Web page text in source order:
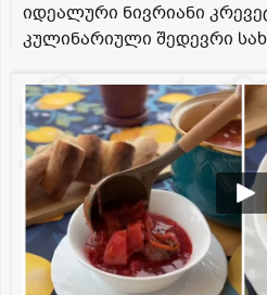
იდეალური ნივრიანი
კულინარიული შედევრი